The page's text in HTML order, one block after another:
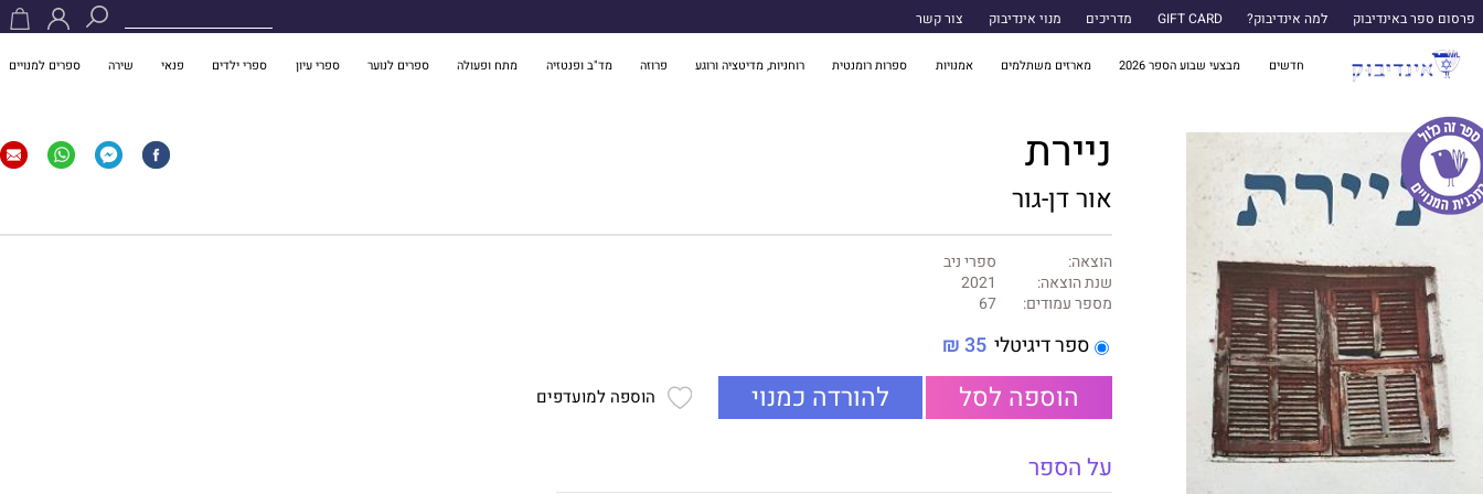
פרסום ספר באינדיבוק למה אינדיבוק? GIFT CARD מדריכים מנוי אינדיבוק צור קשר
חדשים מבצעי שבוע הספר 2026 מארזים משתלמים אמנויות ספרות רומנטית רוחניות, מדיטציה ורוגע פרוזה מד"ב ופנטזיה מתח ופעולה ספרים לנוער ספרי עיון ספרי ילדים פנאי שירה ספרים למנויים
ניירת
אור דן-גור
הוצאה:
ספרי ניב
שנת הוצאה:
2021
מספר עמודים:
67
ספר דיגיטלי 35 ₪
הוספה לסל להורדה כמנוי הוספה למועדפים
על הספר